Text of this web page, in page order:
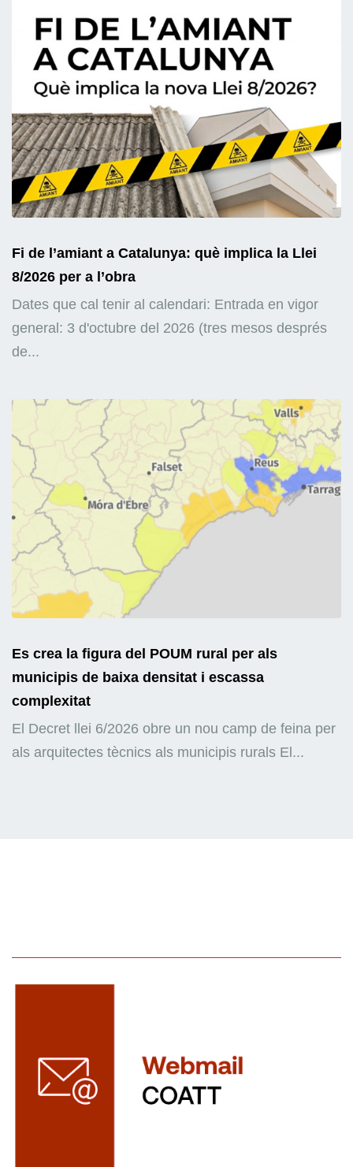
Fi de l’amiant a Catalunya: què implica la Llei
8/2026 per a l’obra
Dates que cal tenir al calendari: Entrada en vigor
general: 3 d'octubre del 2026 (tres mesos després
de...
Es crea la figura del POUM rural per als
municipis de baixa densitat i escassa
complexitat
El Decret llei 6/2026 obre un nou camp de feina per
als arquitectes tècnics als municipis rurals El...